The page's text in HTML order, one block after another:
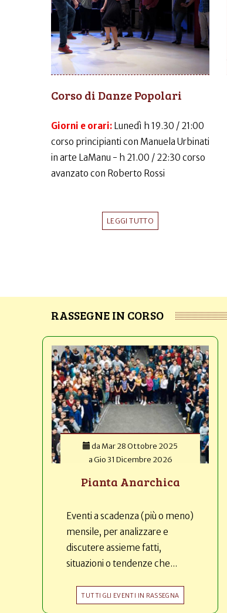
Corso di Danze Popolari
Giorni e orari: Lunedì h 19.30 / 21:00
corso principianti con Manuela Urbinati
in arte LaManu - h 21.00 / 22:30 corso
avanzato con Roberto Rossi
LEGGI TUTTO
RASSEGNE IN CORSO
da Mar 28 Ottobre 2025
aGio 31 Dicembre 2026
Pianta Anarchica
Eventi a scadenza (più o meno)
mensile, per analizzare e
discutere assieme fatti,
situazioni o tendenze che...
TUTTI GLI EVENTI IN RASSEGNA